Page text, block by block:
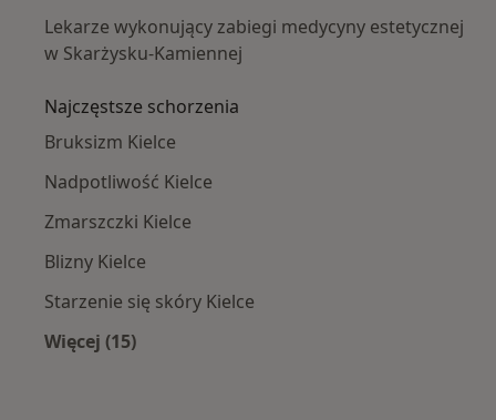
Lekarze wykonujący zabiegi medycyny estetycznej
w Skarżysku-Kamiennej
Najczęstsze schorzenia
Bruksizm Kielce
Nadpotliwość Kielce
Zmarszczki Kielce
Blizny Kielce
Starzenie się skóry Kielce
Więcej (15)